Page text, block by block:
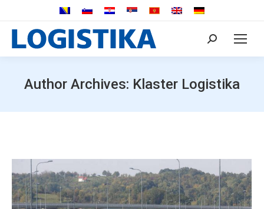
Search:
Author Archives: Klaster Logistika